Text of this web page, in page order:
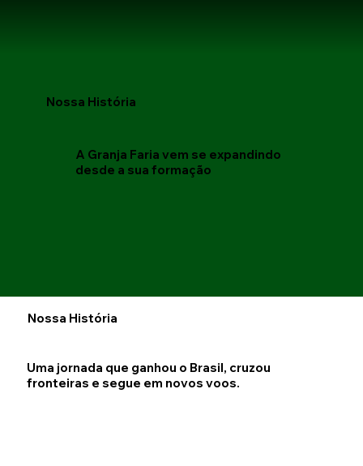
Nossa História
A Granja Faria vem se expandindo
desde a sua formação
Nossa História
Uma jornada que ganhou o Brasil, cruzou
fronteiras e segue em novos voos.